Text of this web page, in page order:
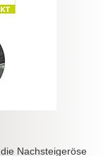
Nachsteigeröse